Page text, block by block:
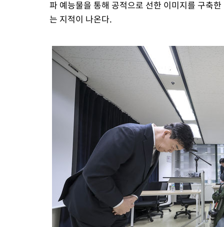
파 예능물을 통해 공적으로 선한 이미지를 구축
는 지적이 나온다.